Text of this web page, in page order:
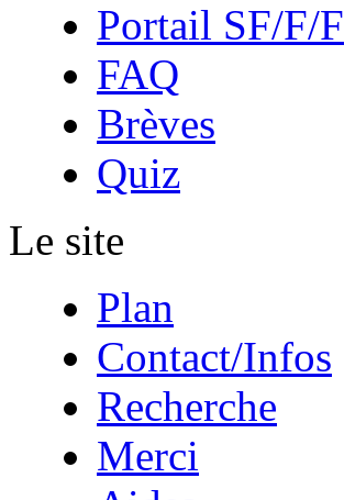
Portail SF/F/F
FAQ
Brèves
Quiz
Le site
Plan
Contact/Infos
Recherche
Merci